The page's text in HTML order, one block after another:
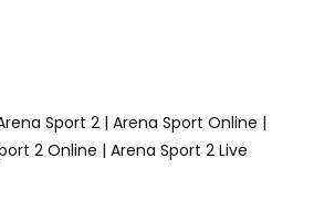
Sport 2 | Arena Sport Online |
2 Online | Arena Sport 2 Live